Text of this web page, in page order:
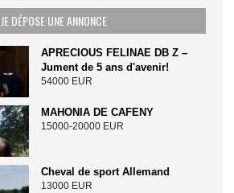
JE DÉPOSE UNE ANNONCE
APRECIOUS FELINAE DB Z –
Jument de 5 ans d'avenir!
54000 EUR
MAHONIA DE CAFENY
15000-20000 EUR
Cheval de sport Allemand
13000 EUR